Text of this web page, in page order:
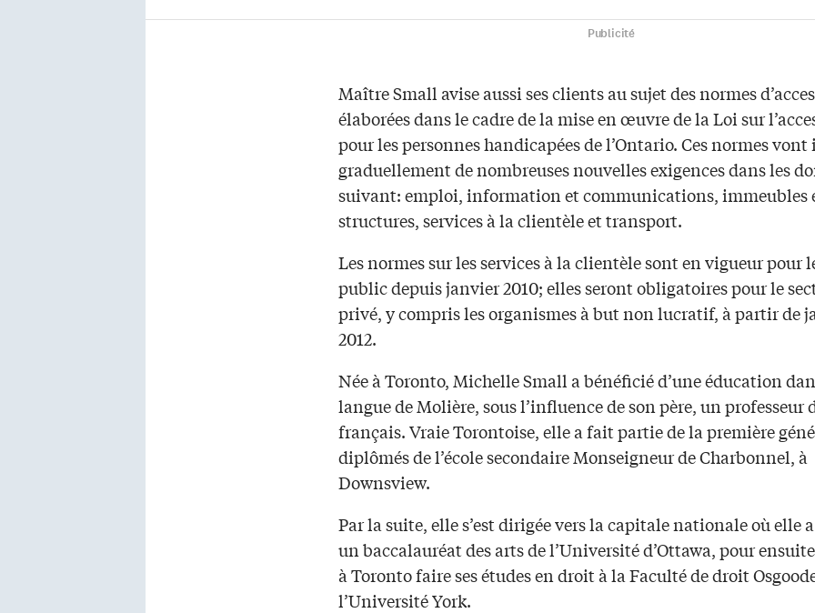
Publicité
Maître Small avise aussi ses clients au sujet des normes
élaborées dans le cadre de la mise en œuvre de la Loi sur
pour les personnes handicapées de l’Ontario. Ces normes vont
graduellement de nombreuses nouvelles exigences dans les
suivant: emploi, information et communications, immeubles
structures, services à la clientèle et transport.
Les normes sur les services à la clientèle sont en vigueur pour
public depuis janvier 2010; elles seront obligatoires pour le
privé, y compris les organismes à but non lucratif, à partir de
2012.
Née à Toronto, Michelle Small a bénéficié d’une éducation
langue de Molière, sous l’influence de son père, un professeur
français. Vraie Torontoise, elle a fait partie de la première
diplômés de l’école secondaire Monseigneur de Charbonnel, à
Downsview.
Par la suite, elle s’est dirigée vers la capitale nationale où elle
un baccalauréat des arts de l’Université d’Ottawa, pour
à Toronto faire ses études en droit à la Faculté de droit
l’Université York.